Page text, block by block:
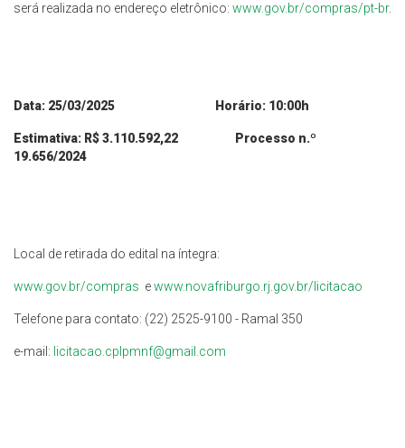
será realizada no endereço eletrônico: www.gov.br/compras/pt-br.
Data: 25/03/2025 Horário: 10:00h
Estimativa: R$ 3.110.592,22 Processo n.º
19.656/2024
Local de retirada do edital na íntegra:
www.gov.br/compras ewww.novafriburgo.rj.gov.br/licitacao
Telefone para contato: (22) 2525-9100 - Ramal 350
e-mail: licitacao.cplpmnf@gmail.com